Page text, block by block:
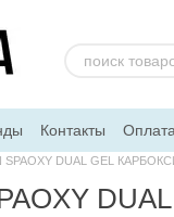
Контакты
SPAOXY DUAL GEL